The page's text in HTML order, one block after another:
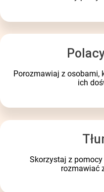
Porozmawiaj z osobami,
ich
Skorzystaj z
rozmawiać